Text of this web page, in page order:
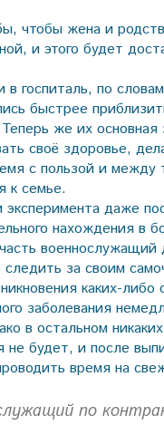
чтобы жена и
и этого будет
в госпиталь, по
быстрее
же их основная
своё здоровье,
с пользой и между
к семье.
эксперимента даже
нахождения в
военнослужащий
следить за своим
каких-либо
заболевания
в остальном
не будет, и после
время на
по